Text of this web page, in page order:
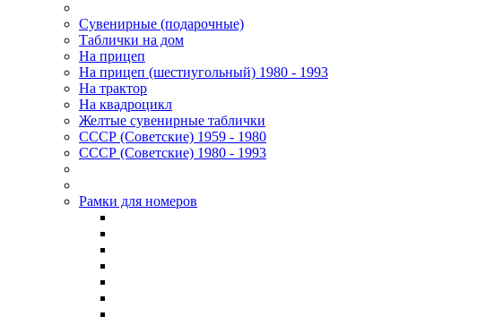
Сувенирные (подарочные)
Таблички на дом
На прицеп
На прицеп (шестиугольный) 1980 - 1993
На трактор
На квадроцикл
Желтые сувенирные таблички
СССР (Советские) 1959 - 1980
СССР (Советские) 1980 - 1993
Рамки для номеров